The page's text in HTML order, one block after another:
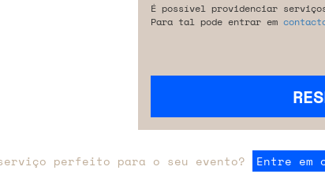
É possível providenciar
Para tal pode entrar em
perfeito para o seu evento? Entre em